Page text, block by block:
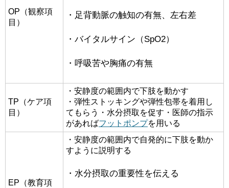
OP（観察項
目）
・足背動脈の触知の有無、左右差
・バイタルサイン（SpO2）
・呼吸苦や胸痛の有無
TP（ケア項
目）
・安静度の範囲内で下肢を動かす
・弾性ストッキングや弾性包帯を着用し
てもらう・水分摂取を促す・医師の指示
があればフットポンプを用いる
EP（教育項
・安静度の範囲内で自発的に下肢を動か
すように説明する
・水分摂取の重要性を伝える